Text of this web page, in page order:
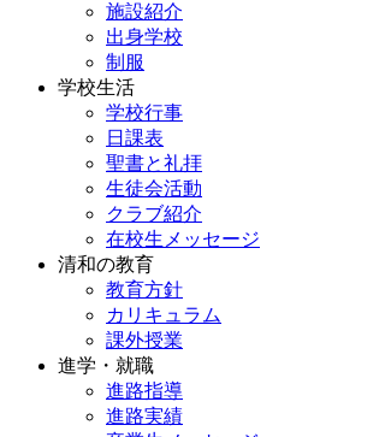
施設紹介
出身学校
制服
学校生活
学校行事
日課表
聖書と礼拝
生徒会活動
クラブ紹介
在校生メッセージ
清和の教育
教育方針
カリキュラム
課外授業
進学・就職
進路指導
進路実績